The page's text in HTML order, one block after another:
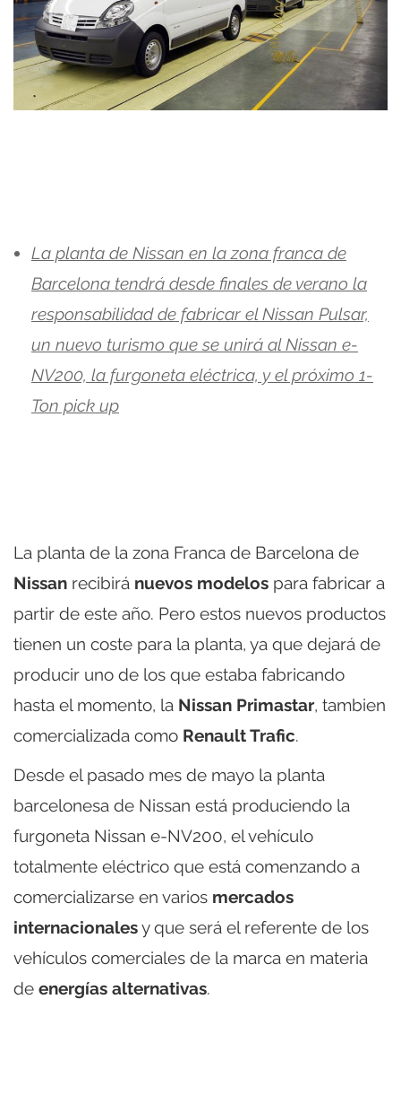
La planta de Nissan en la zona franca de
Barcelona tendrá desde finales de verano la
responsabilidad de fabricar el Nissan Pulsar,
un nuevo turismo que se unirá al Nissan e-
NV200, la furgoneta eléctrica, y el próximo 1-
Ton pick up
La planta de la zona Franca de Barcelona de
Nissan recibirá nuevos modelos para fabricar a
partir de este año. Pero estos nuevos productos
tienen un coste para la planta, ya que dejará de
producir uno de los que estaba fabricando
hasta el momento, la Nissan Primastar, tambien
comercializada como Renault Trafic.
Desde el pasado mes de mayo la planta
barcelonesa de Nissan está produciendo la
furgoneta Nissan e-NV200, el vehículo
totalmente eléctrico que está comenzando a
comercializarse en varios mercados
internacionalesy que será el referente de los
vehículos comerciales de la marca en materia
de energías alternativas.